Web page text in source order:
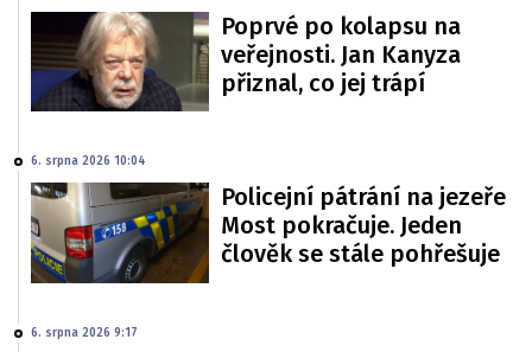
Poprvé po kolapsu na
veřejnosti. Jan Kanyza
přiznal, co jej trápí
6. srpna 2026 10:04
Policejní pátrání na jezeře
Most pokračuje. Jeden
člověk se stále pohřešuje
6. srpna 2026 9:17